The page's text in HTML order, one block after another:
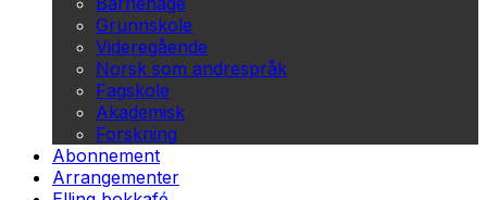
Grunnskole
Videregående
Norsk som andrespråk
Fagskole
Akademisk
Forskning
Abonnement
Arrangementer